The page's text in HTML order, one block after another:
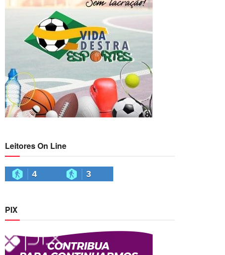
Leitores On Line
4 3
PIX